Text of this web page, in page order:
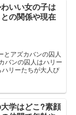
いい女の子は
の関係や現在
とアズカバンの囚人
バンの囚人はハリー
リーたちが大人び
学はどこ?素顔